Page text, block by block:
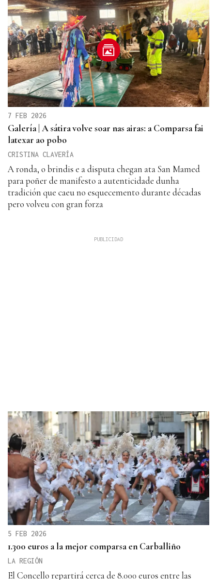
7 FEB 2026
Galería | A sátira volve soar nas airas: a Comparsa fai
latexar ao pobo
CRISTINA CLAVERÍA
A ronda, o brindis e a disputa chegan ata San Mamed
para poñer de manifesto a autenticidade dunha
tradición que caeu no esquecemento durante décadas
pero volveu con gran forza
5 FEB 2026
1.300 euros a la mejor comparsa en Carballiño
LA REGIÓN
El Concello repartirá cerca de 8.000 euros entre las